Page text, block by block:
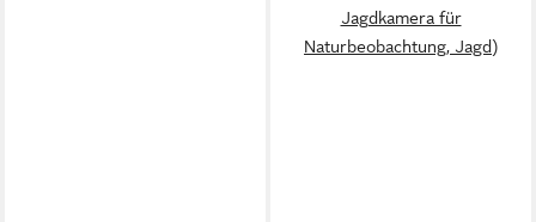
Jagdkamera für
Naturbeobachtung, Jagd)